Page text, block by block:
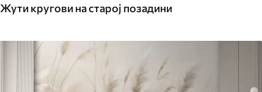
Жути кругови на старој позадини